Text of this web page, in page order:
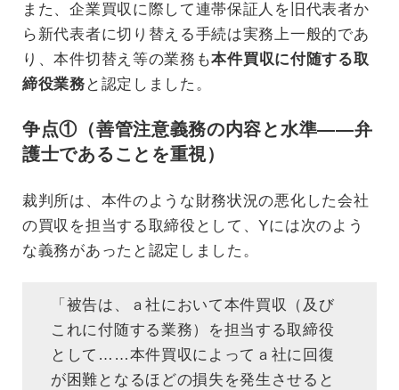
また、企業買収に際して連帯保証人を旧代表者か
ら新代表者に切り替える手続は実務上一般的であ
り、本件切替え等の業務も本件買収に付随する取
締役業務 と認定しました。
争点①（善管注意義務の内容と水準——弁
護士であることを重視）
裁判所は、本件のような財務状況の悪化した会社
の買収を担当する取締役として、Yには次のよう
な義務があったと認定しました。
「被告は、ａ社において本件買収（及び
これに付随する業務）を担当する取締役
として……本件買収によってａ社に回復
が困難となるほどの損失を発生させると